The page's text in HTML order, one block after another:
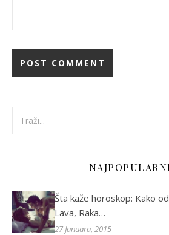
Šta kaže horoskop: Kako
Lava, Raka…
27 Januara, 2015